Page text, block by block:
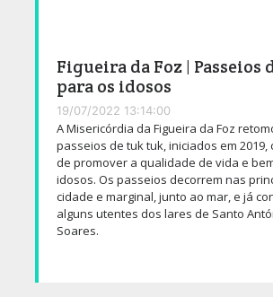
Figueira da Foz | Passeios
para os idosos
19/07/2022 13:14:00
A Misericórdia da Figueira da Foz
passeios de tuk tuk, iniciados em 2019,
de promover a qualidade de vida e
idosos. Os passeios decorrem nas
cidade e marginal, junto ao mar, e já
alguns utentes dos lares de Santo
Soares.